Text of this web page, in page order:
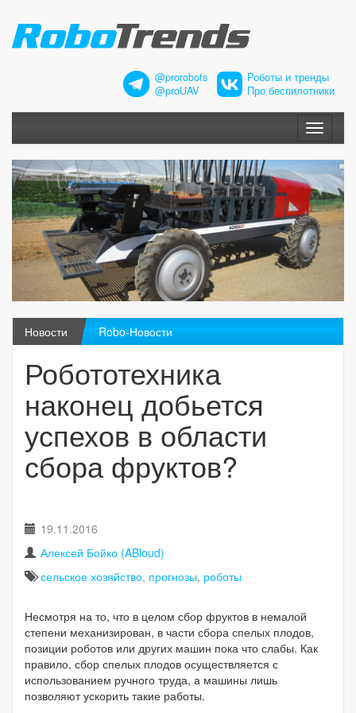
@prorobots
@proUAV
Роботы и тренды
Про беспилотники
Меню
Новости Robo-Новости
Робототехника
наконец добьется
успехов в области
сбора фруктов?
19.11.2016
Алексей Бойко (ABloud)
сельское хозяйство, прогнозы, роботы
Несмотря на то, что в целом сбор фруктов в немалой
степени механизирован, в части сбора спелых плодов,
позиции роботов или других машин пока что слабы. Как
правило, сбор спелых плодов осуществляется с
использованием ручного труда, а машины лишь
позволяют ускорить такие работы.